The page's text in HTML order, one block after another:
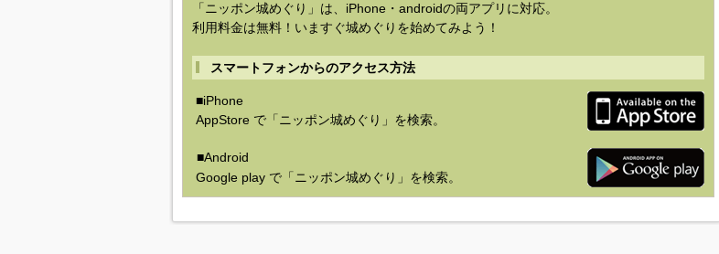
「ニッポン城めぐり」は、iPhone・androidの両アプリに対応。
利用料金は無料！いますぐ城めぐりを始めてみよう！
スマートフォンからのアクセス方法
■iPhone
AppStore で「ニッポン城めぐり」を検索。
■Android
Google play で「ニッポン城めぐり」を検索。